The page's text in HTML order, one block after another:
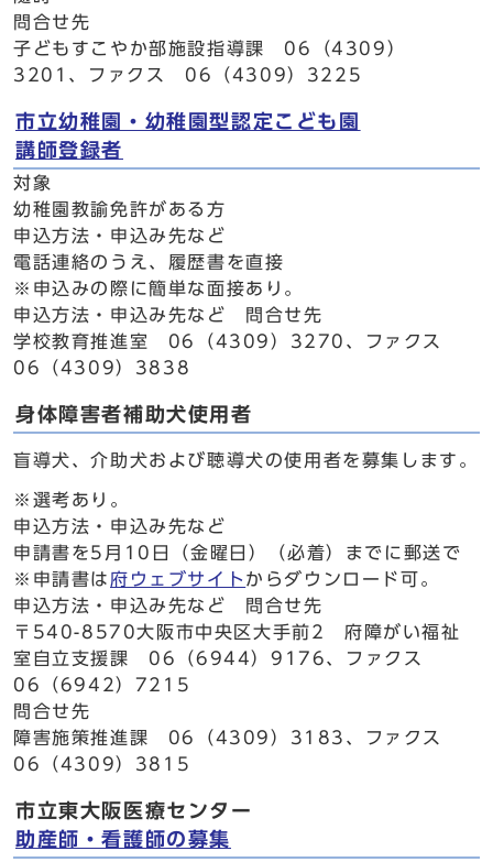
問合せ先
子どもすこやか部施設指導課 06（4309）
3201、ファクス 06（4309）3225
市立幼稚園・幼稚園型認定こども園
講師登録者
対象
幼稚園教諭免許がある方
申込方法・申込み先など
電話連絡のうえ、履歴書を直接
※申込みの際に簡単な面接あり。
申込方法・申込み先など 問合せ先
学校教育推進室 06（4309）3270、ファクス
06（4309）3838
身体障害者補助犬使用者
盲導犬、介助犬および聴導犬の使用者を募集します。
※選考あり。
申込方法・申込み先など
申請書を5月10日（金曜日）（必着）までに郵送で
※申請書は 府ウェブサイト からダウンロード可。
申込方法・申込み先など 問合せ先
〒540-8570大阪市中央区大手前2 府障がい福祉
室自立支援課 06（6944）9176、ファクス
06（6942）7215
問合せ先
障害施策推進課 06（4309）3183、ファクス
06（4309）3815
市立東大阪医療センター
助産師・看護師の募集